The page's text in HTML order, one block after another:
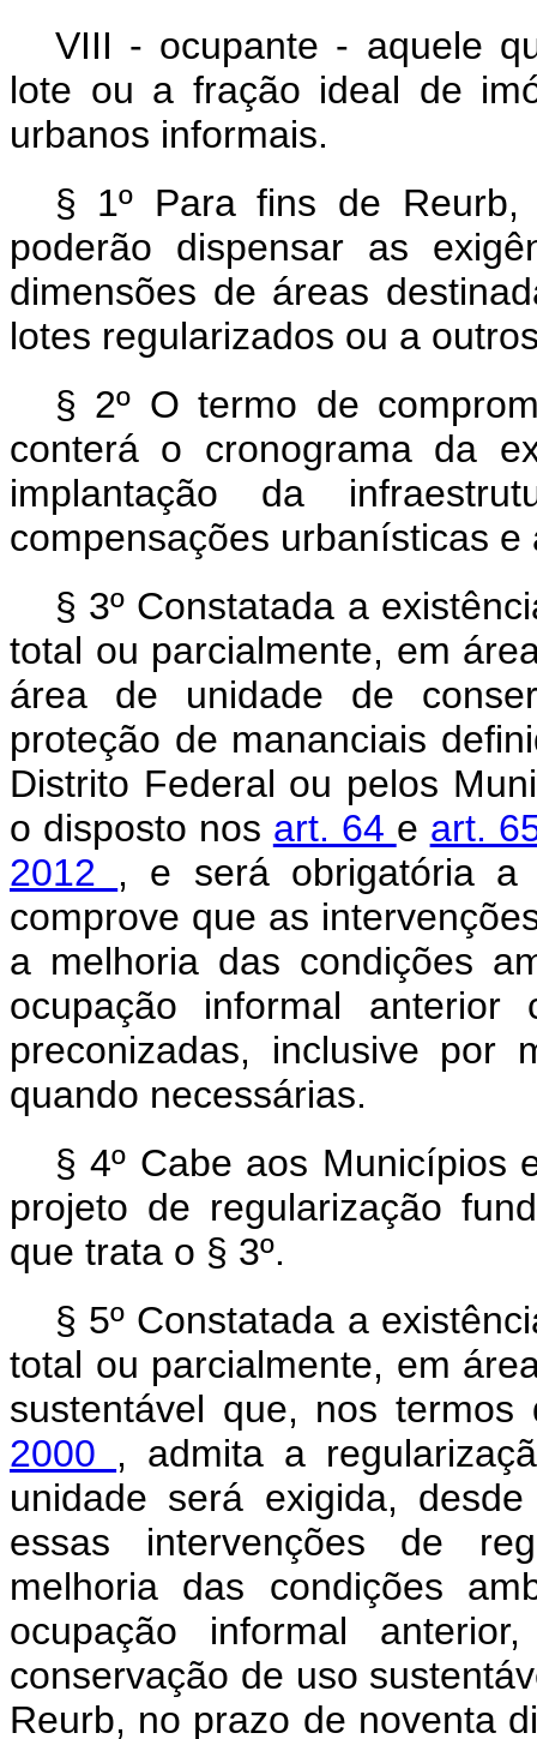
VIII - ocupante - aquele
lote ou a fração ideal de
urbanos informais.
§ 1º Para fins de
poderão dispensar as
dimensões de áreas
lotes regularizados ou a
§ 2º O termo de
conterá o cronograma da
implantação da
compensações urbanísticas
§ 3º Constatada a
total ou parcialmente, em
área de unidade de
proteção de mananciais
Distrito Federal ou pelos
o disposto nos art. 64 e art.
2012 , e será obrigatória a
comprove que as
a melhoria das condições
ocupação informal
preconizadas, inclusive por
quando necessárias.
§ 4º Cabe aos Municípios
projeto de regularização
que trata o § 3º.
§ 5º Constatada a
total ou parcialmente, em
sustentável que, nos
2000 , admita a
unidade será exigida,
essas intervenções de
melhoria das condições
ocupação informal
conservação de uso
Reurb, no prazo de noventa